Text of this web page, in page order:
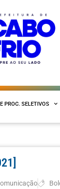
PROC. SELETIVOS